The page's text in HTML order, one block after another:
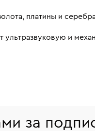
платины и
ультразвуковую и
за